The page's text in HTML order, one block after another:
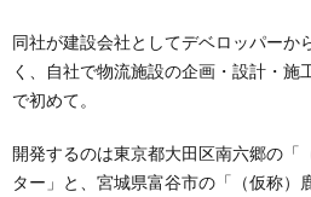
同社が建設会社としてデベロッパーか
く、自社で物流施設の企画・設計・施
で初めて。
開発するのは東京都大田区南六郷の「
ター」と、宮城県富谷市の「（仮称）